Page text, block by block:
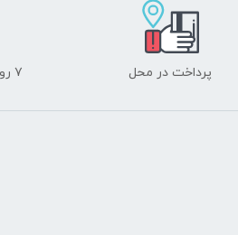
پرداخت در محل ۷ روز ضمانت بازگشت